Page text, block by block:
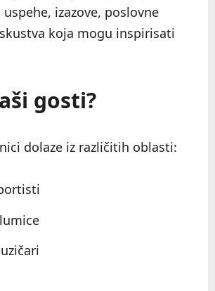
izazove, poslovne
koja mogu inspirisati
gosti?
dolaze iz različitih oblasti: